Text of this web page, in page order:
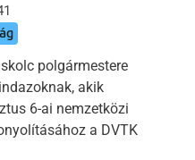
polgármestere
akik
6-ai nemzetközi
a DVTK